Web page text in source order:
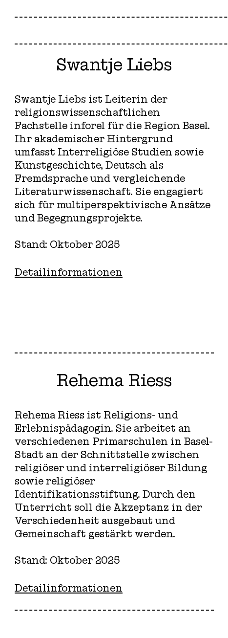
Swantje Liebs
Swantje Liebs ist Leiterin der
religionswissenschaftlichen
Fachstelle inforel für die Region Basel.
Ihr akademischer Hintergrund
umfasst Interreligiöse Studien sowie
Kunstgeschichte, Deutsch als
Fremdsprache und vergleichende
Literaturwissenschaft. Sie engagiert
sich für multiperspektivische Ansätze
und Begegnungsprojekte.
Stand: Oktober 2025
Detailinformationen
Rehema Riess
Rehema Riess ist Religions- und
Erlebnispädagogin. Sie arbeitet an
verschiedenen Primarschulen in Basel-
Stadt an der Schnittstelle zwischen
religiöser und interreligiöser Bildung
sowie religiöser
Identifikationsstiftung. Durch den
Unterricht soll die Akzeptanz in der
Verschiedenheit ausgebaut und
Gemeinschaft gestärkt werden.
Stand: Oktober 2025
Detailinformationen